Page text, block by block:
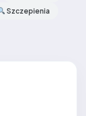
Szczepienia